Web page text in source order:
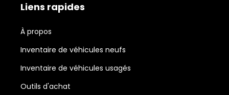
Liens rapides
À propos
Inventaire de véhicules neufs
Inventaire de véhicules usagés
Outils d'achat